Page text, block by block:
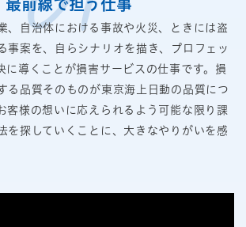
最前線で担う仕事
、自治体における事故や火災、ときには盗
事案を、自らシナリオを描き、プロフェッ
に導くことが損害サービスの仕事です。損
る品質そのものが東京海上日動の品質につ
客様の想いに応えられるよう可能な限り課
を探していくことに、大きなやりがいを感